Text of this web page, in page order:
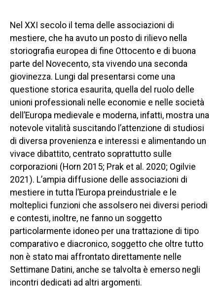
Nel XXI secolo il tema delle associazioni di
mestiere, che ha avuto un posto di rilievo nella
storiografia europea di fine Ottocento e di buona
parte del Novecento, sta vivendo una seconda
giovinezza. Lungi dal presentarsi come una
questione storica esaurita, quella del ruolo delle
unioni professionali nelle economie e nelle società
dell’Europa medievale e moderna, infatti, mostra una
notevole vitalità suscitando l’attenzione di studiosi
di diversa provenienza e interessi e alimentando un
vivace dibattito, centrato soprattutto sulle
corporazioni (Horn 2015; Prak et al. 2020; Ogilvie
2021). L’ampia diffusione delle associazioni di
mestiere in tutta l’Europa preindustriale e le
molteplici funzioni che assolsero nei diversi periodi
e contesti, inoltre, ne fanno un soggetto
particolarmente idoneo per una trattazione di tipo
comparativo e diacronico, soggetto che oltre tutto
non è stato mai affrontato direttamente nelle
Settimane Datini, anche se talvolta è emerso negli
incontri dedicati ad altri argomenti.